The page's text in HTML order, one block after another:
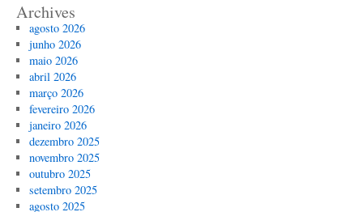
Archives
agosto 2026
junho 2026
maio 2026
abril 2026
março 2026
fevereiro 2026
janeiro 2026
dezembro 2025
novembro 2025
outubro 2025
setembro 2025
agosto 2025